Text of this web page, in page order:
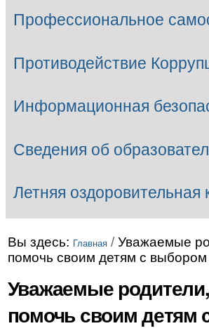
Профессиональное
Противодействие
Информационная
Сведения об
Летняя оздоровительная
Вы здесь: Главная / Уважаемые
помочь своим детям с
Уважаемые
помочь своим детям